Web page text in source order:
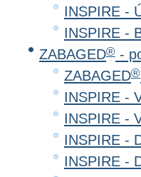
INSPIRE -
INSPIRE -
ZABAGED® -
ZABAGED®
INSPIRE -
INSPIRE -
INSPIRE -
INSPIRE -